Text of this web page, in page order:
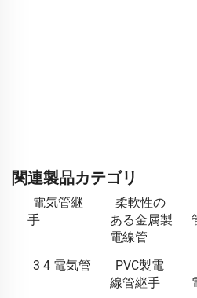
関連製品カテゴリ
電気管継
手
柔軟性の
ある金属製
電線管
3 4 電気管
PVC製電
線管継手